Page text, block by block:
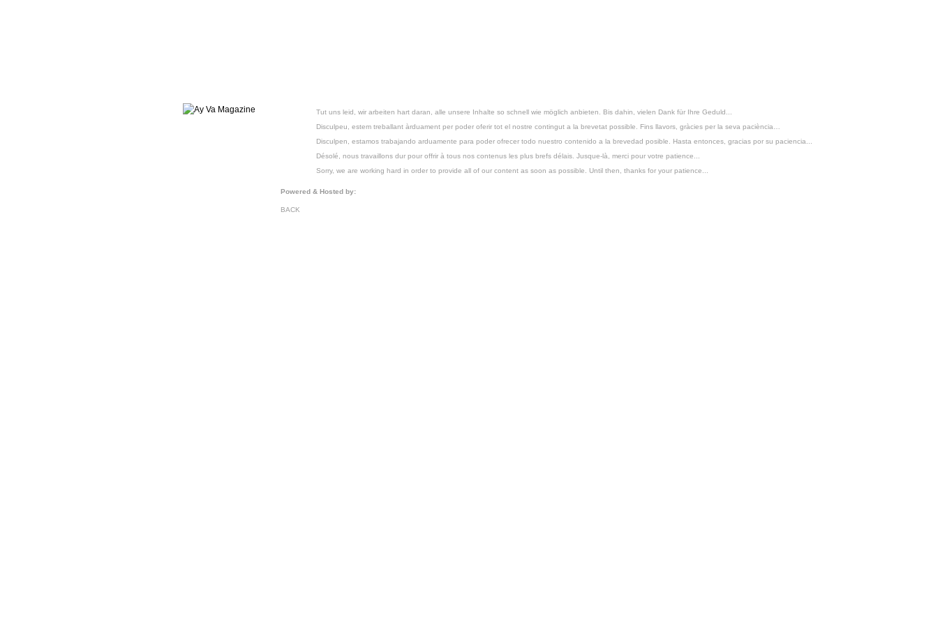
Tut uns leid, wir arbeiten hart daran, alle unsere Inhalte so schnell wie möglich anbieten. Bis dahin, vielen Dank für Ihre Geduld...
Disculpeu, estem treballant àrduament per poder oferir tot el nostre contingut a la brevetat possible. Fins llavors, gràcies per la seva paciència…
Disculpen, estamos trabajando arduamente para poder ofrecer todo nuestro contenido a la brevedad posible. Hasta entonces, gracias por su paciencia...
Désolé, nous travaillons dur pour offrir à tous nos contenus les plus brefs délais. Jusque-là, merci pour votre patience...
Sorry, we are working hard in order to provide all of our content as soon as possible. Until then, thanks for your patience...
Powered & Hosted by:
BACK